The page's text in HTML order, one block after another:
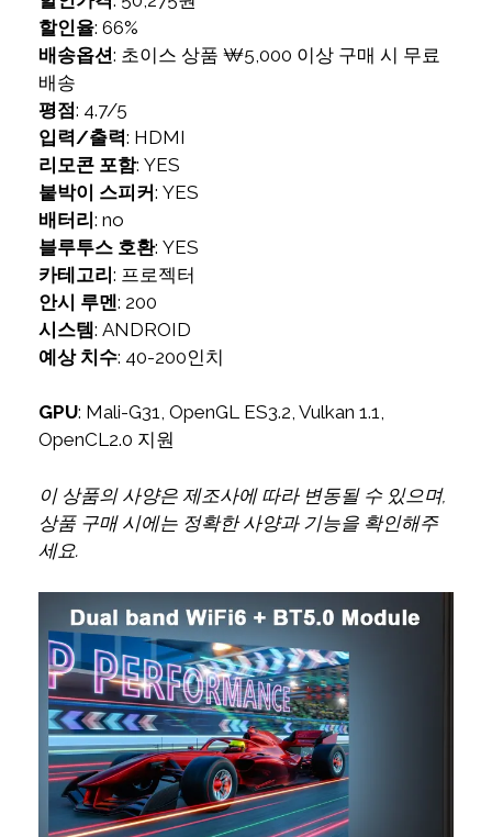
할인율: 66%
배송옵션: 초이스 상품 ₩5,000 이상 구매 시 무료
배송
평점: 4.7/5
입력/출력: HDMI
리모콘 포함: YES
붙박이 스피커: YES
배터리: no
블루투스 호환: YES
카테고리: 프로젝터
안시 루멘: 200
시스템: ANDROID
예상 치수: 40-200인치
GPU: Mali-G31, OpenGL ES3.2, Vulkan 1.1,
OpenCL2.0 지원
이 상품의 사양은 제조사에 따라 변동될 수 있으며,
상품 구매 시에는 정확한 사양과 기능을 확인해주
세요.